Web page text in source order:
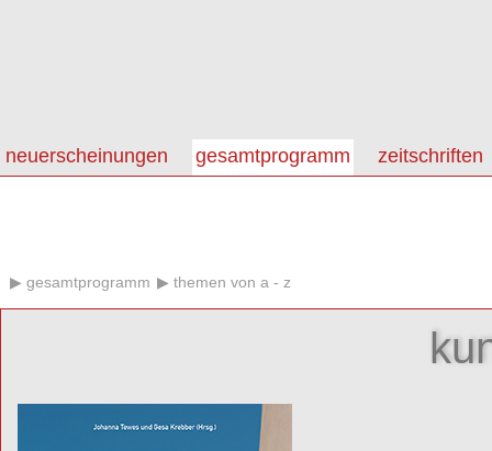
neuerscheinungen gesamtprogramm zeitschriften
gesamtprogramm themen von a - z